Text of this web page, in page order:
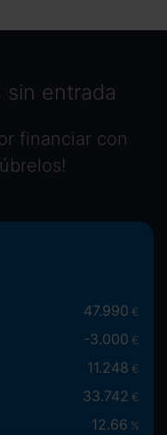
sin entrada
financiar con
47.990 €
-3.000 €
11.248 €
33.742 €
12.66 %